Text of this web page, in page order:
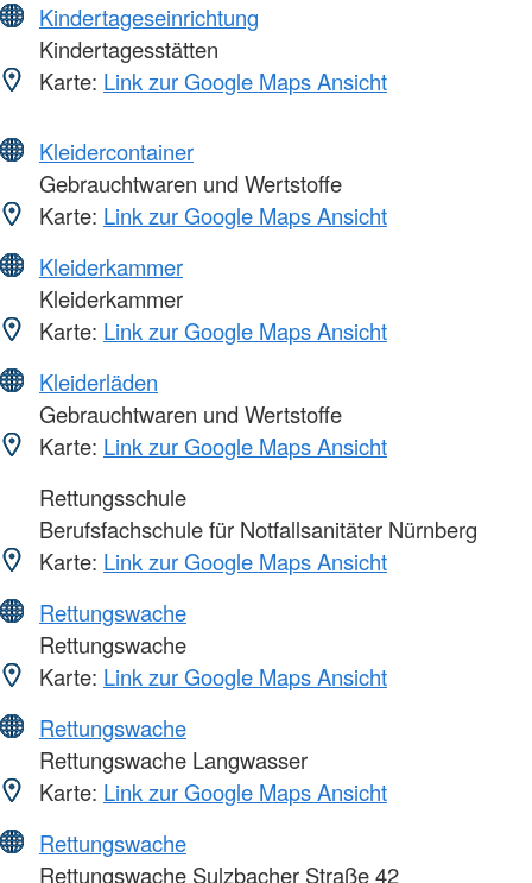
Kindertageseinrichtung
Kindertagesstätten
Karte: Link zur Google Maps Ansicht
Kleidercontainer
Gebrauchtwaren und Wertstoffe
Karte: Link zur Google Maps Ansicht
Kleiderkammer
Kleiderkammer
Karte: Link zur Google Maps Ansicht
Kleiderläden
Gebrauchtwaren und Wertstoffe
Karte: Link zur Google Maps Ansicht
Rettungsschule
Berufsfachschule für Notfallsanitäter Nürnberg
Karte: Link zur Google Maps Ansicht
Rettungswache
Rettungswache
Karte: Link zur Google Maps Ansicht
Rettungswache
Rettungswache Langwasser
Karte: Link zur Google Maps Ansicht
Rettungswache
Rettungswache Sulzbacher Straße 42